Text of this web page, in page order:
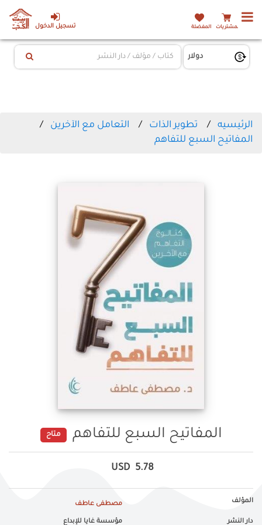
تسجيل الدخول المشتريات المفضلة
الرئيسيه تطوير الذات
التعامل مع الآخرين
المفاتيح السبع للتفاهم
المفاتيح السبع للتفاهم متاح
5.78
USD
المؤلف مصطفى عاطف
دار النشر مؤسسة غايا للإبداع